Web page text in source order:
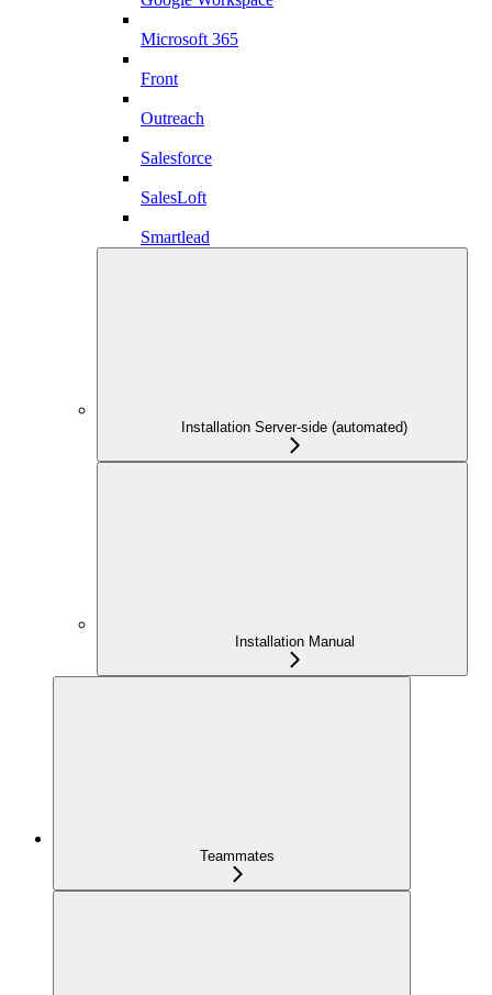
Microsoft 365
Front
Outreach
Salesforce
SalesLoft
Smartlead
Installation Server-side (automated)
Installation Manual
Teammates